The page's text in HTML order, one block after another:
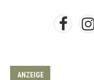
ANZEIGE